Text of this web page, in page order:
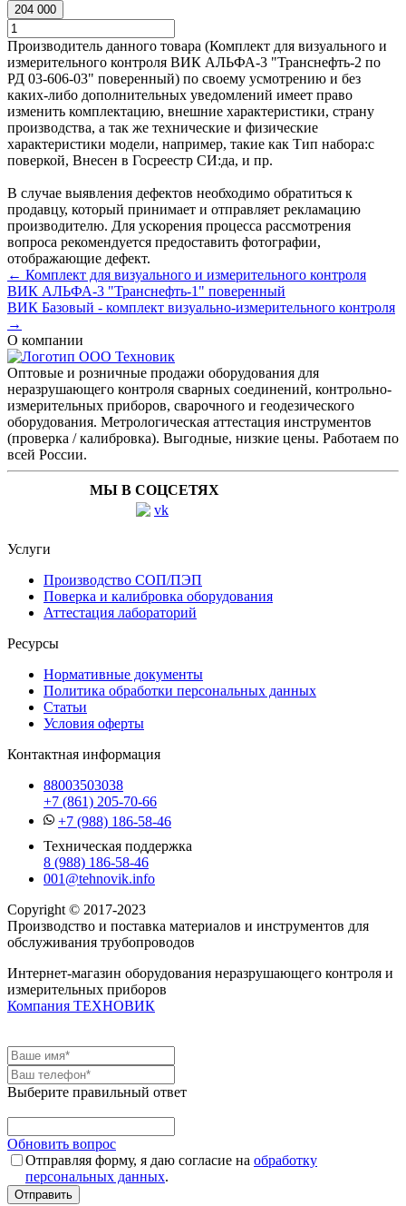
204 000
Производитель данного товара (Комплект для визуального и
измерительного контроля ВИК АЛЬФА-3 "Транснефть-2 по
РД 03-606-03" поверенный) по своему усмотрению и без
каких-либо дополнительных уведомлений имеет право
изменить комплектацию, внешние характеристики, страну
производства, а так же технические и физические
характеристики модели, например, такие как Тип набора:с
поверкой, Внесен в Госреестр СИ:да, и пр.
В случае выявления дефектов необходимо обратиться к
продавцу, который принимает и отправляет рекламацию
производителю. Для ускорения процесса рассмотрения
вопроса рекомендуется предоставить фотографии,
отображающие дефект.
← Комплект для визуального и измерительного контроля
ВИК АЛЬФА-3 "Транснефть-1" поверенный
ВИК Базовый - комплект визуально-измерительного контроля
→
О компании
Оптовые и розничные продажи оборудования для
неразрушающего контроля сварных соединений, контрольно-
измерительных приборов, сварочного и геодезического
оборудования. Метрологическая аттестация инструментов
(проверка / калибровка). Выгодные, низкие цены. Работаем по
всей России.
МЫ В СОЦСЕТЯХ
Услуги
Производство СОП/ПЭП
Поверка и калибровка оборудования
Аттестация лабораторий
Ресурсы
Нормативные документы
Политика обработки персональных данных
Статьи
Условия оферты
Контактная информация
88003503038
+7 (861) 205-70-66
+7 (988) 186-58-46
Техническая поддержка
8 (988) 186-58-46
001@tehnovik.info
Copyright © 2017-2023
Производство и поставка материалов и инструментов для
обслуживания трубопроводов
Интернет-магазин оборудования неразрушающего контроля и
измерительных приборов
Компания ТЕХНОВИК
Выберите правильный ответ
Обновить вопрос
Отправляя форму, я даю согласие на обработку
персональных данных.